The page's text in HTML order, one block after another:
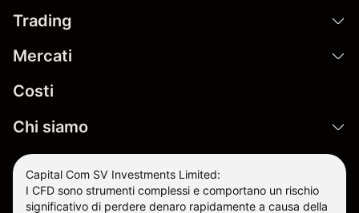
Trading
Mercati
Costi
Chi siamo
Capital Com SV Investments Limited:
I CFD sono strumenti complessi e comportano un rischio
significativo di perdere denaro rapidamente a causa della